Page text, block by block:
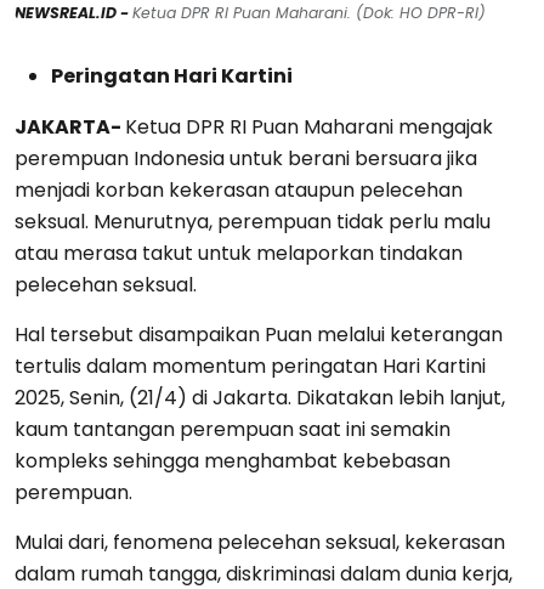
NEWSREAL.ID -Ketua DPR RI Puan Maharani. (Dok: HO DPR-RI)
Peringatan Hari Kartini
JAKARTA- Ketua DPR RI Puan Maharani mengajak
perempuan Indonesia untuk berani bersuara jika
menjadi korban kekerasan ataupun pelecehan
seksual. Menurutnya, perempuan tidak perlu malu
atau merasa takut untuk melaporkan tindakan
pelecehan seksual.
Hal tersebut disampaikan Puan melalui keterangan
tertulis dalam momentum peringatan Hari Kartini
2025, Senin, (21/4) di Jakarta. Dikatakan lebih lanjut,
kaum tantangan perempuan saat ini semakin
kompleks sehingga menghambat kebebasan
perempuan.
Mulai dari, fenomena pelecehan seksual, kekerasan
dalam rumah tangga, diskriminasi dalam dunia kerja,